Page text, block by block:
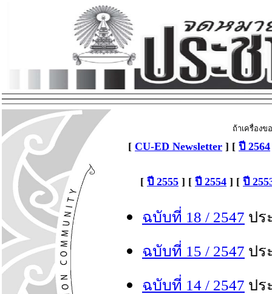
ถ้าเครื่อง
[ CU-ED Newsletter ] [ ปี 2564
[ ปี 2555 ] [ ปี 2554 ] [ ปี
ฉบับที่ 18 / 2547 ปร
ฉบับที่ 15 / 2547 ปร
ฉบับที่ 14 / 2547 ปร